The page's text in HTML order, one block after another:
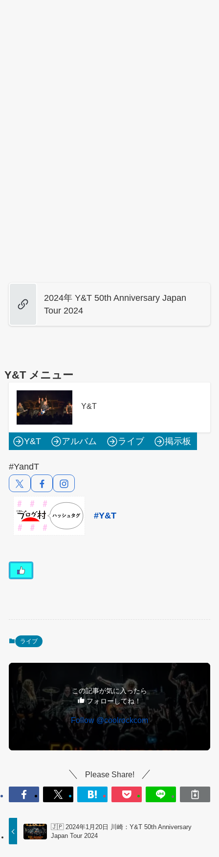
2024年 Y&T 50th Anniversary Japan
Tour 2024
Y&T メニュー
Y&T
Y&T アルバム ライブ 掲示板
#YandT
#Y&T
ライブ
この記事が気に入ったら
フォローしてね！
Follow @coolrockcom
Please Share!
🇯🇵 2024年1月20日 川崎：Y&T 50th Anniversary
Japan Tour 2024